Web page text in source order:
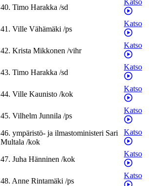
40. Timo Harakka /sd
Katso
41. Ville Vähämäki /ps
Katso
42. Krista Mikkonen /vihr
Katso
43. Timo Harakka /sd
Katso
44. Ville Kaunisto /kok
Katso
45. Vilhelm Junnila /ps
Katso
46. ympäristö- ja ilmastoministeri Sari
Multala /kok
Katso
47. Juha Hänninen /kok
Katso
48. Anne Rintamäki /ps
Katso